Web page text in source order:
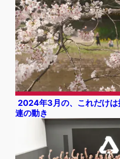
2024年3月の、これだけ
連の動き